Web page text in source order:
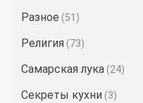
Разное (51)
Религия (73)
Самарская лука (24)
Секреты кухни (3)